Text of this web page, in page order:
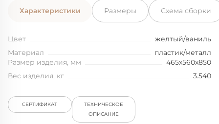
Характеристики Размеры Схема сборки
Цвет
желтый/ваниль
Материал
пластик/металл
Размер изделия, мм
465x560x850
Вес изделия, кг
3.540
СЕРТИФИКАТ
ТЕХНИЧЕСКОЕ
ОПИСАНИЕ